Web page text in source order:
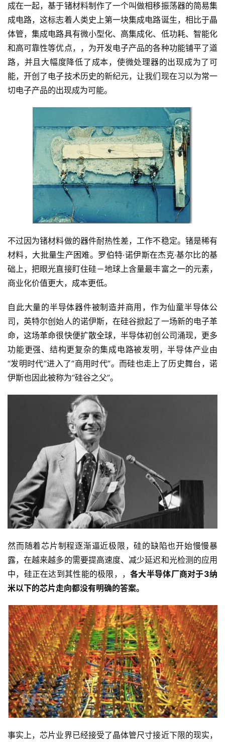
成在一起，基于锗材料制作了一个叫做相移振荡器的简易集
成电路，这标志着人类史上第一块集成电路诞生，相比于晶
体管，集成电路具有微小型化、高集成化、低功耗、智能化
和高可靠性等优点，，为开发电子产品的各种功能铺平了道
路，并且大幅度降低了成本，使微处理器的出现成为了可
能，开创了电子技术历史的新纪元，让我们现在习以为常一
切电子产品的出现成为可能。
不过因为锗材料做的器件耐热性差，工作不稳定。锗是稀有
材料，大批量生产困难。罗伯特·诺伊斯在杰克·基尔比的基
础上，把眼光直接盯住硅－地球上含量最丰富之一的元素，
商业化价值更大，成本更低。
自此大量的半导体器件被制造并商用，作为仙童半导体公
司，英特尔创始人的诺伊斯，在硅谷掀起了一场新的电子革
命，这场革命很快便扩散全球，半导体初创公司涌现，更多
功能更强、结构更复杂的集成电路被发明，半导体产业由
“发明时代”进入了“商用时代”。而硅也走上了历史舞台，诺
伊斯也因此被称为“硅谷之父”。
然而随着芯片制程逐渐逼近极限，硅的缺陷也开始慢慢暴
露，在越来越多的需要提高速度、减少延迟和光检测的应用
中，硅正在达到其性能的极限，，各大半导体厂商对于3纳
米以下的芯片走向都没有明确的答案。
事实上，芯片业界已经接受了晶体管尺寸接近下限的现实，